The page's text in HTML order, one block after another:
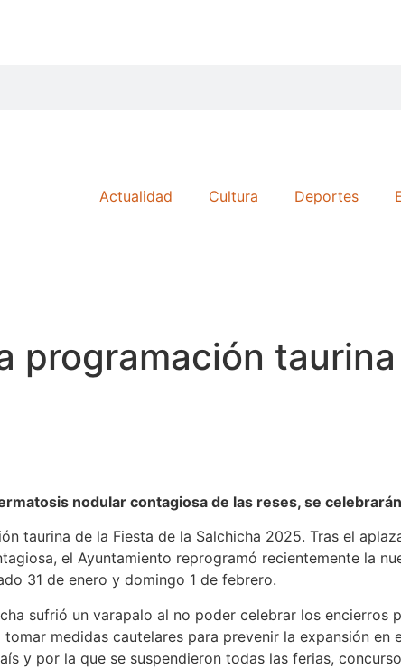
Actualidad Cultura Deportes
programación
nodular contagiosa de las reses, se
taurina de la Fiesta de la Salchicha 2025. Tras el
el Ayuntamiento reprogramó recientemente la
31 de enero y domingo 1 de febrero.
sufrió un varapalo al no poder celebrar los
medidas cautelares para prevenir la expansión
y por la que se suspendieron todas las ferias,